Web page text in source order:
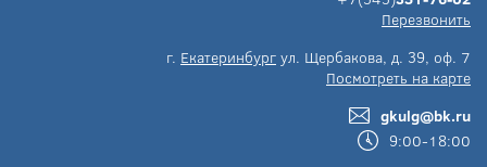
Перезвонить
г. Екатеринбург ул. Щербакова, д. 39, оф. 7
Посмотреть на карте
gkulg@bk.ru
9:00-18:00